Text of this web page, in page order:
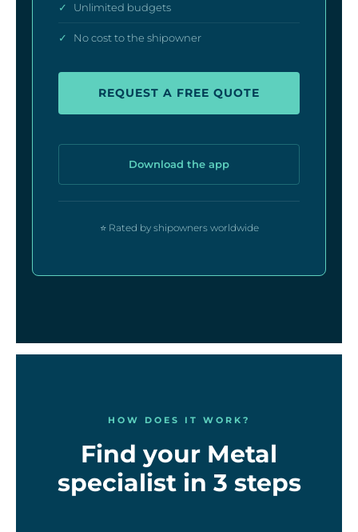
✓ Unlimited budgets
✓ No cost to the shipowner
REQUEST A FREE QUOTE
Download the app
⭐ Rated by shipowners worldwide
HOW DOES IT WORK?
Find your Metal
specialist in 3 steps